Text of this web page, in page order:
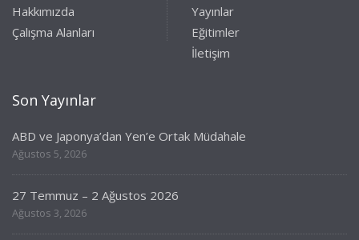
Hakkımızda
Çalışma Alanları
Yayınlar
Eğitimler
İletişim
Son Yayınlar
ABD ve Japonya’dan Yen’e Ortak Müdahale
Ağustos 5, 2026
27 Temmuz – 2 Ağustos 2026
Ağustos 3, 2026